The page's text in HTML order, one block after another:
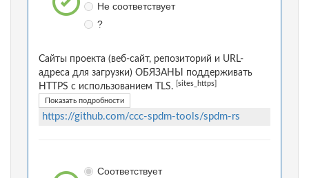
Не соответствует
?
Сайты проекта (веб-сайт, репозиторий и URL-
адреса для загрузки) ОБЯЗАНЫ поддерживать
HTTPS с использованием TLS.
[sites_https]
Показать подробности
https://github.com/ccc-spdm-tools/spdm-rs
Соответствует